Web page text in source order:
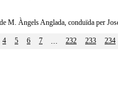
M. Àngels Anglada, conduïda per
4 5 6 7 … 232 233
234